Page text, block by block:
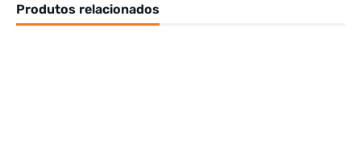
Produtos relacionados